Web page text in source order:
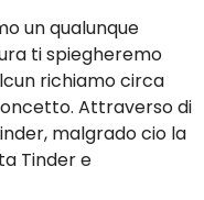
un qualunque
ti spiegheremo
richiamo circa
Attraverso di
malgrado cio la
Tinder e